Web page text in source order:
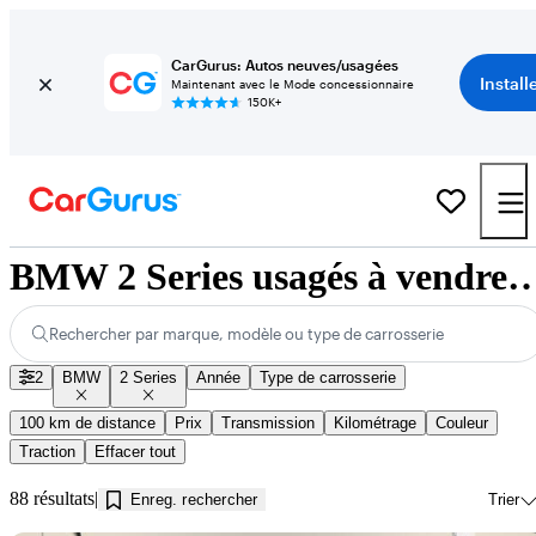
CarGurus: Autos neuves/usagées
Maintenant avec le Mode concessionnaire
150K+
BMW 2 Series usagés à
Rechercher par marque, modèle ou type de carrosserie
2 BMW 2 Series Année Type de carrosserie
100 km de distance Prix Transmission Kilométrage
Couleur
Traction
Effacer tout
88 résultats Enreg. rechercher Trier